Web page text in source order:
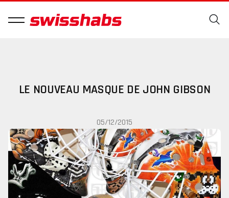
LE NOUVEAU MASQUE DE JOHN GIBSON
05/12/2015